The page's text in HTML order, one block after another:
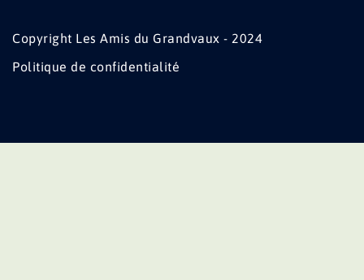
Copyright Les Amis du Grandvaux - 2024
Politique de confidentialité